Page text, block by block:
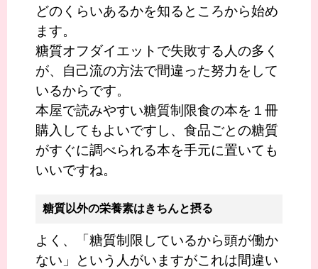
どのくらいあるかを知るところから始め
ます。
糖質オフダイエットで失敗する人の多く
が、自己流の方法で間違った努力をして
いるからです。
本屋で読みやすい糖質制限食の本を１冊
購入してもよいですし、食品ごとの糖質
がすぐに調べられる本を手元に置いても
いいですね。
糖質以外の栄養素はきちんと摂る
よく、「糖質制限しているから頭が働か
ない」という人がいますがこれは間違い